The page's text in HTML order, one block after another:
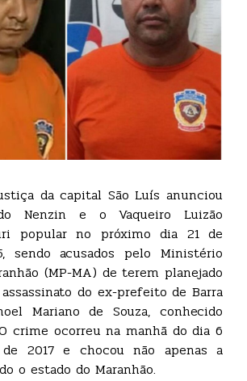
da capital São Luís anunciou
Nenzin e o Vaqueiro Luizão
popular no próximo dia 21 de
sendo acusados pelo Ministério
(MP-MA) de terem planejado
do ex-prefeito de Barra
Mariano de Souza, conhecido
crime ocorreu na manhã do dia 6
2017 e chocou não apenas a
o estado do Maranhão.